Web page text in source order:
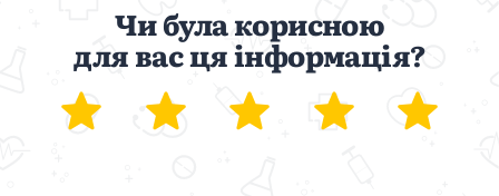
Чи була корисною
для вас ця інформація?